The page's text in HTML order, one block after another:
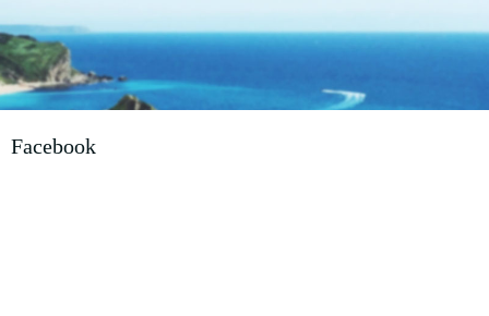
Facebook